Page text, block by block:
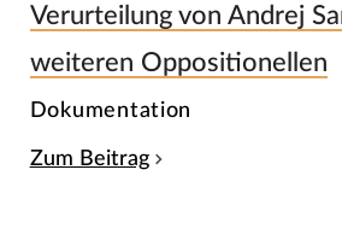
Verurteilung von Andrej
weiteren Oppositionellen
Dokumentation
Zum Beitrag